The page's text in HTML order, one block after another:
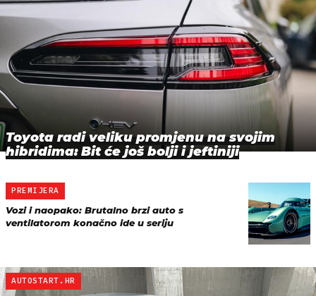
Toyota radi veliku promjenu na svojim
hibridima: Bit će još bolji i jeftiniji
PREMIJERA
Vozi i naopako: Brutalno brzi auto s
ventilatorom konačno ide u seriju
AUTOSTART.HR